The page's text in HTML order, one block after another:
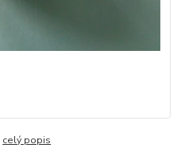
celý popis